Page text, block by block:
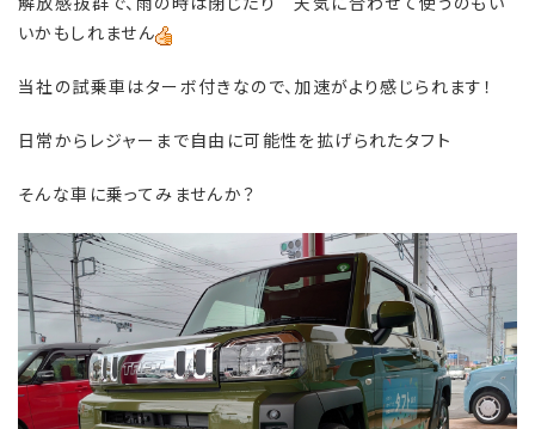
いかもしれません
当社の試乗車はターボ付きなので、加速がより感じられます！
日常からレジャーまで自由に可能性を拡げられたタフト
そんな車に乗ってみませんか？